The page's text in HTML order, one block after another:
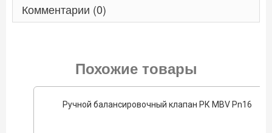
Комментарии (0)
Похожие товары
Ручной балансировочный клапан РК MBV Pn16